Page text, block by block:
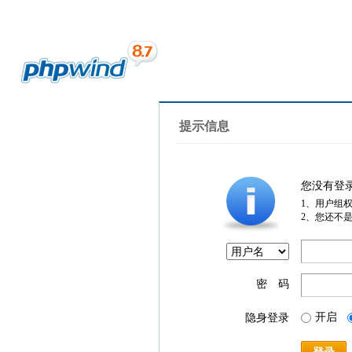
提示信息
您没有登
1、用户组
2、您还不
密 码
隐身登录 开启